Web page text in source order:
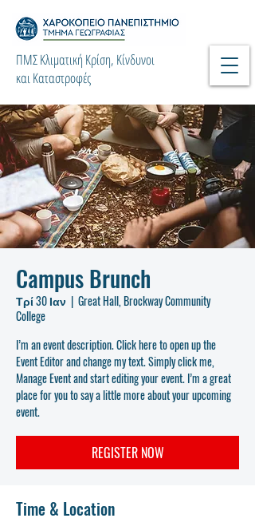
ΠΜΣ Κλιματική Κρίση, Κίνδυνοι
και Καταστροφές
Campus Brunch
Τρί 30 Ιαν
  |
Great Hall, Brockway Community
College
I’m an event description. Click here to open up the
Event Editor and change my text. Simply click me,
Manage Event and start editing your event. I’m a great
place for you to say a little more about your upcoming
event.
REGISTER NOW
Time & Location